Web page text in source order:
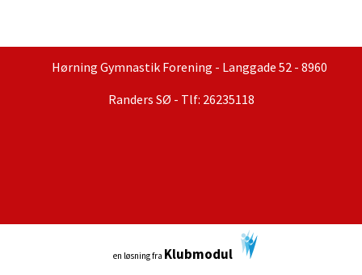
Hørning Gymnastik Forening - Langgade 52 - 8960
Randers SØ - Tlf: 26235118
en løsning fra Klubmodul